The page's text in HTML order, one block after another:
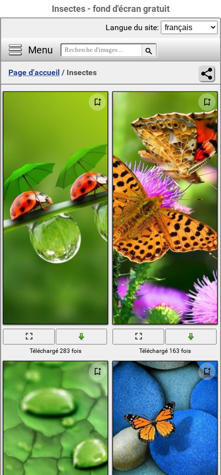
Insectes - fond d'écran gratuit
Menu
Langue du site:
Page d'accueil / Insectes
Téléchargé 283 fois Téléchargé 163 fois